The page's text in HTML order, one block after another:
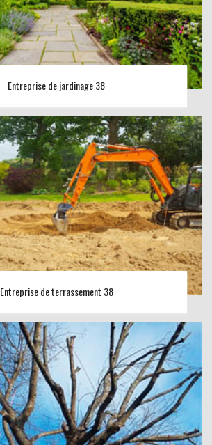
Entreprise de jardinage 38
Entreprise de terrassement 38